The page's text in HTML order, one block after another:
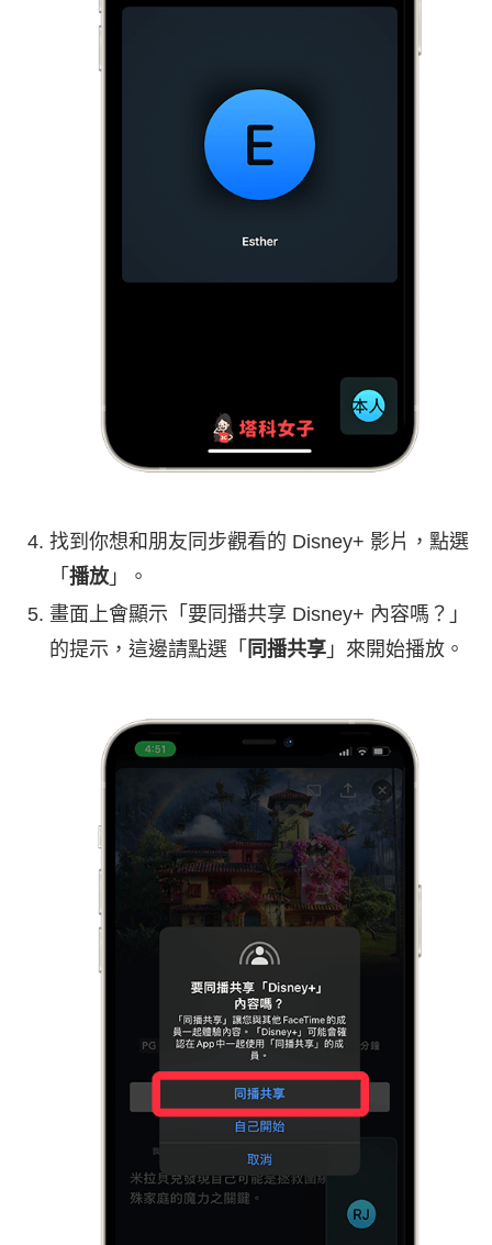
找到你想和朋友同步觀看的 Disney+ 影片，點選
「 播放 」。
畫面上會顯示「要同播共享 Disney+ 內容嗎？」
的提示，這邊請點選「 同播共享 」來開始播放。